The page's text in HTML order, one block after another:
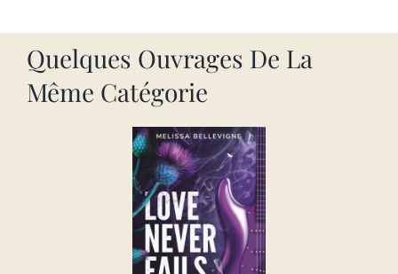
Quelques Ouvrages De La
Même Catégorie